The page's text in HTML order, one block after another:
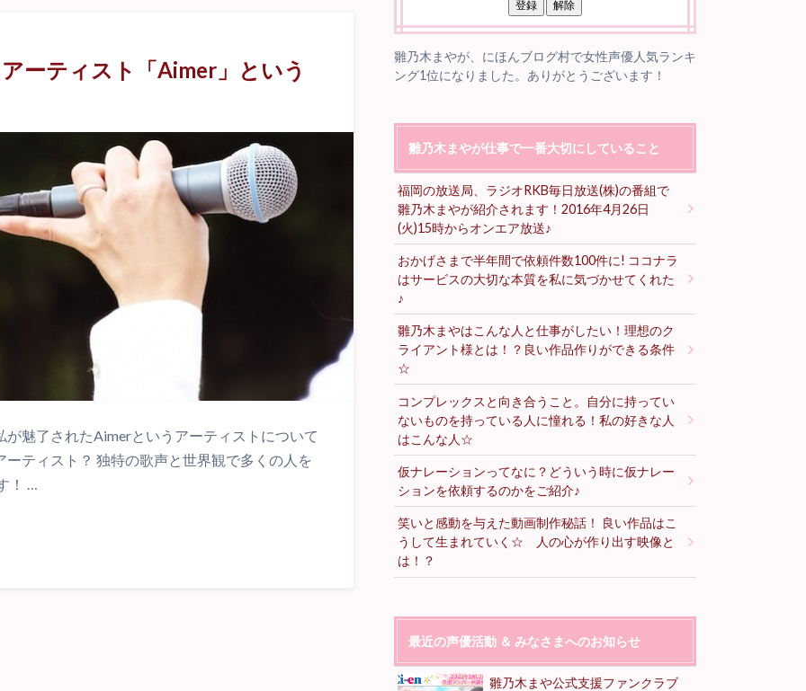
ーティスト「Aimer」という
魅了されたAimerというアーティストについて
ティスト？ 独特の歌声と世界観で多くの人を
！ …
雛乃木まやが、にほんブログ村で女性声優人気ランキ
ング1位になりました。ありがとうございます！
雛乃木まやが仕事で一番大切にしていること
福岡の放送局、ラジオRKB毎日放送(株)の番組で
雛乃木まやが紹介されます！2016年4月26日
(火)15時からオンエア放送♪
おかげさまで半年間で依頼件数100件に! ココナラ
はサービスの大切な本質を私に気づかせてくれた
♪
雛乃木まやはこんな人と仕事がしたい！理想のク
ライアント様とは！？良い作品作りができる条件
☆
コンプレックスと向き合うこと。自分に持ってい
ないものを持っている人に憧れる！私の好きな人
はこんな人☆
仮ナレーションってなに？どういう時に仮ナレー
ションを依頼するのかをご紹介♪
笑いと感動を与えた動画制作秘話！ 良い作品はこ
うして生まれていく☆ 人の心が作り出す映像と
は！？
最近の声優活動 ＆ みなさまへのお知らせ
雛乃木まや公式支援ファンクラブ